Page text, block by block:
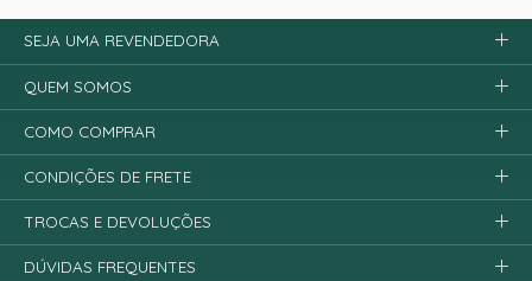
SEJA UMA REVENDEDORA
QUEM SOMOS
COMO COMPRAR
CONDIÇÕES DE FRETE
TROCAS E DEVOLUÇÕES
DÚVIDAS FREQUENTES